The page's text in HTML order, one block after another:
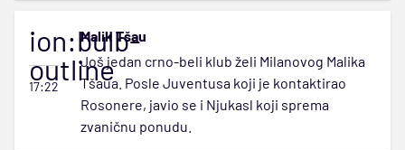
ion:bulb-
outline
17:22
Malik Tšau
Još jedan crno-beli klub želi Milanovog Malika
Tšaua. Posle Juventusa koji je kontaktirao
Rosonere, javio se i Njukasl koji sprema
zvaničnu ponudu.